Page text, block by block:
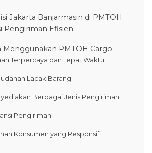
Jakarta Banjarmasin di PMTOH
Pengiriman Efisien
Menggunakan PMTOH Cargo
Terpercaya dan Tepat Waktu
Lacak Barang
Berbagai Jenis Pengiriman
Pengiriman
Konsumen yang Responsif